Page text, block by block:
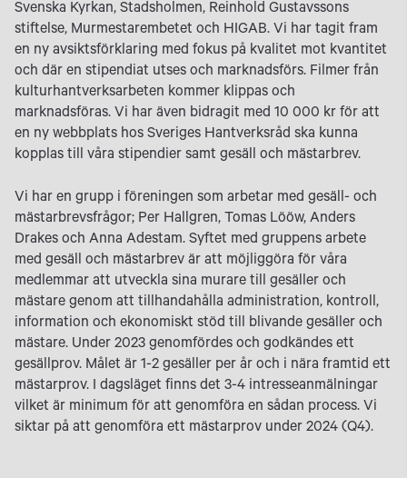
Svenska Kyrkan, Stadsholmen, Reinhold Gustavssons
stiftelse, Murmestarembetet och HIGAB. Vi har tagit fram
en ny avsiktsförklaring med fokus på kvalitet mot kvantitet
och där en stipendiat utses och marknadsförs. Filmer från
kulturhantverksarbeten kommer klippas och
marknadsföras. Vi har även bidragit med 10 000 kr för att
en ny webbplats hos Sveriges Hantverksråd ska kunna
kopplas till våra stipendier samt gesäll och mästarbrev.
Vi har en grupp i föreningen som arbetar med gesäll- och
mästarbrevsfrågor; Per Hallgren, Tomas Lööw, Anders
Drakes och Anna Adestam. Syftet med gruppens arbete
med gesäll och mästarbrev är att möjliggöra för våra
medlemmar att utveckla sina murare till gesäller och
mästare genom att tillhandahålla administration, kontroll,
information och ekonomiskt stöd till blivande gesäller och
mästare. Under 2023 genomfördes och godkändes ett
gesällprov. Målet är 1-2 gesäller per år och i nära framtid ett
mästarprov. I dagsläget finns det 3-4 intresseanmälningar
vilket är minimum för att genomföra en sådan process. Vi
siktar på att genomföra ett mästarprov under 2024 (Q4).